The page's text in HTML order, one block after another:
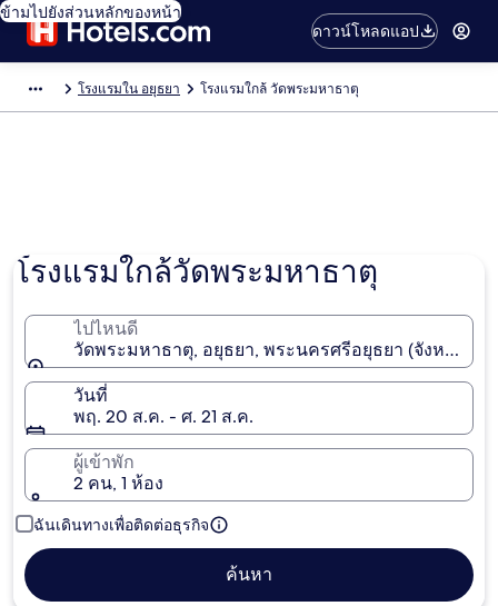
ข้ามไปยังส่วนหลักของหน้า
ดาวน์โหลดแอป
โรงแรมใน อยุธยา โรงแรมใกล้ วัดพระมหาธาตุ
โรงแรมใกล้วัดพระมหาธาตุ
ไปไหนดี
วัดพระมหาธาตุ, อยุธยา, พระนครศรีอยุธยา (จังหวัด), ไ
วันที่
พฤ. 20 ส.ค. - ศ. 21 ส.ค.
ผู้เข้าพัก
2 คน, 1 ห้อง
ฉันเดินทางเพื่อติดต่อธุรกิจ
ค้นหา